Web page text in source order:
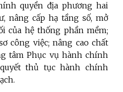
quyền địa phương hai
nâng cấp hạ tầng số, mở
của hệ thống phần mềm;
công việc; nâng cao chất
tâm Phục vụ hành chính
thủ tục hành chính